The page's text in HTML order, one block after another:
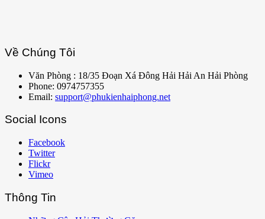
Về Chúng Tôi
Văn Phòng : 18/35 Đoạn Xá Đông Hải Hải An Hải Phòng
Phone: 0974757355
Email: support@phukienhaiphong.net
Social Icons
Facebook
Twitter
Flickr
Vimeo
Thông Tin